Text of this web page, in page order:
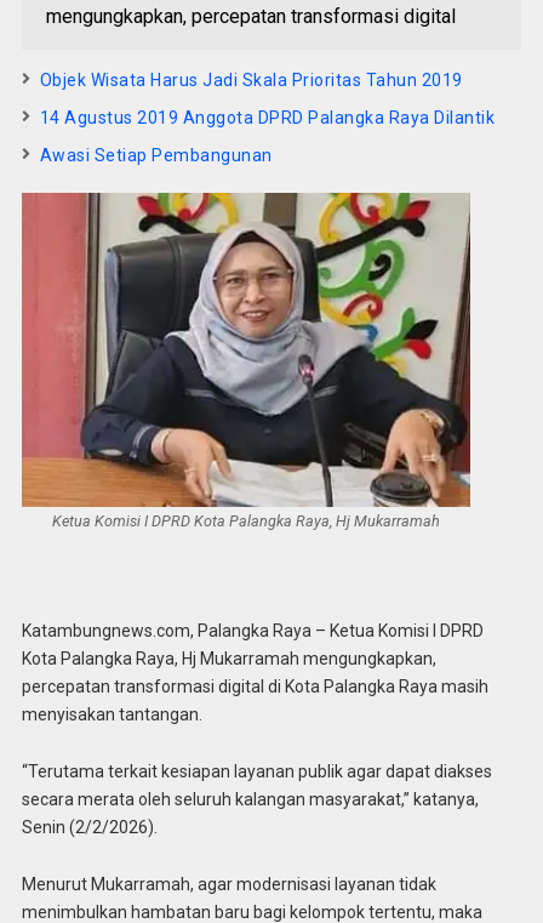
mengungkapkan, percepatan transformasi digital
Objek Wisata Harus Jadi Skala Prioritas Tahun 2019
14 Agustus 2019 Anggota DPRD Palangka Raya Dilantik
Awasi Setiap Pembangunan
Ketua Komisi I DPRD Kota Palangka Raya, Hj Mukarramah
Katambungnews.com, Palangka Raya – Ketua Komisi I DPRD
Kota Palangka Raya, Hj Mukarramah mengungkapkan,
percepatan transformasi digital di Kota Palangka Raya masih
menyisakan tantangan.
“Terutama terkait kesiapan layanan publik agar dapat diakses
secara merata oleh seluruh kalangan masyarakat,” katanya,
Senin (2/2/2026).
Menurut Mukarramah, agar modernisasi layanan tidak
menimbulkan hambatan baru bagi kelompok tertentu, maka